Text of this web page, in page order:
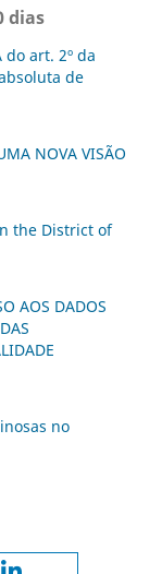
dias
art. 2º da
de
NOVA VISÃO
the District of
AOS DADOS
no